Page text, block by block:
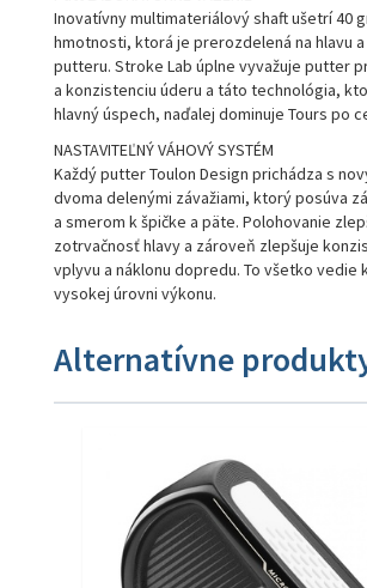
Inovatívny multimateriálový shaft ušetrí 40
hmotnosti, ktorá je prerozdelená na hlavu
putteru. Stroke Lab úplne vyvažuje putter
a konzistenciu úderu a táto technológia,
hlavný úspech, naďalej dominuje Tours po
NASTAVITEĽNÝ VÁHOVÝ SYSTÉM
Každý putter Toulon Design prichádza s
dvoma delenými závažiami, ktorý posúva
a smerom k špičke a päte. Polohovanie
zotrvačnosť hlavy a zároveň zlepšuje
vplyvu a náklonu dopredu. To všetko vedie
vysokej úrovni výkonu.
Alternatívne